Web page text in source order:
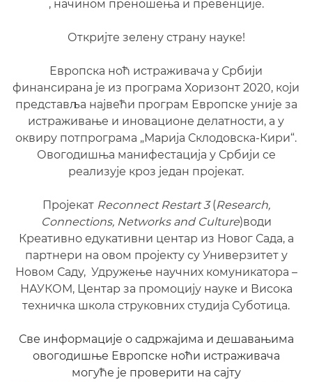
, начином преношења и превенције.
Откријте зелену страну науке!
Европска ноћ истраживача у Србији
финансирана је из програма Хоризонт 2020, који
представља највећи програм Европске уније за
истраживање и иновационе делатности, а у
оквиру потпрограма „Марија Склодовска-Кири“.
Овогодишња манифестација у Србији се
реализује кроз један пројекат.
Пројекат Reconnect Restart 3(Research,
Connections, Networks and Culture)води
Креативно едукативни центар из Новог Сада, а
партнери на овом пројекту су Универзитет у
Новом Саду, Удружење научних комуникатора –
НАУКОМ, Центар за промоцију науке и Висока
техничка школа струковних студија Суботица.
Све информације о садржајима и дешавањима
овогодишње Европске ноћи истраживача
могуће је проверити на сајту